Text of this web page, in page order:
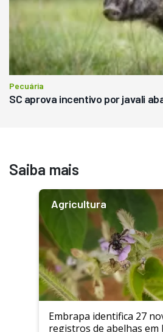
Pecuária
SC aprova incentivo por javali
Saiba mais
Agricultura
Embrapa identifica 27
registros de abelhas em